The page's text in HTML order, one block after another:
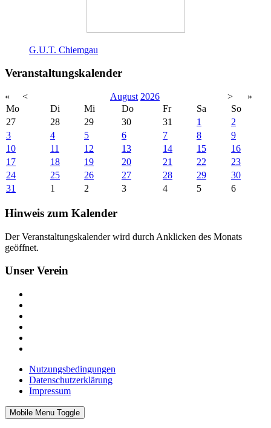
G.U.T. Chiemgau
Veranstaltungskalender
« < August 2026 >
»
Mo
Di Mi Do Fr Sa
So
27
28 29 30 31 1
2
3
4 5 6 7 8
9
10
11 12 13 14 15
16
17
18 19 20 21 22
23
24
25 26 27 28 29
30
31
1 2 3 4 5 6
Hinweis zum Kalender
Der Veranstaltungskalender wird durch Anklicken des Monats
geöffnet.
Unser Verein
Nutzungsbedingungen
Datenschutzerklärung
Impressum
Mobile Menu Toggle